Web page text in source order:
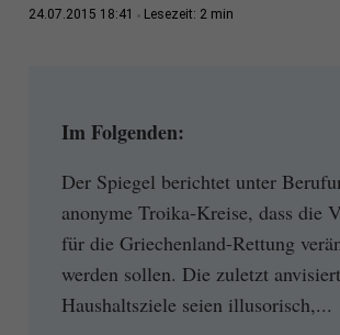
24.07.2015 18:41 Lesezeit: 2 min
Im Folgenden:
Der Spiegel berichtet unter
anonyme Troika-Kreise, dass die
für die Griechenland-Rettung
werden sollen. Die zuletzt
Haushaltsziele seien illusorisch,...